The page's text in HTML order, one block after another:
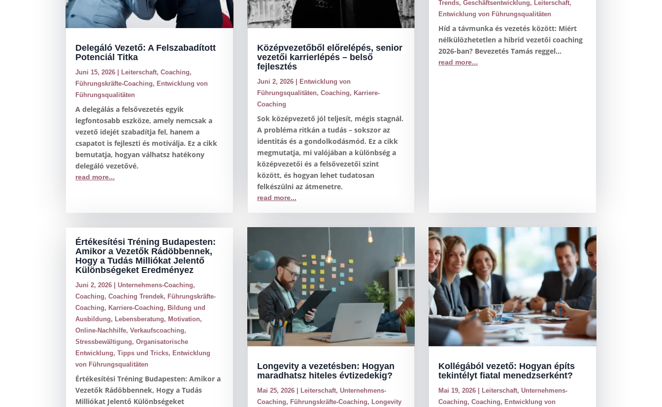
Delegáló Vezető: A Felszabadított
Potenciál Titka
Juni 15, 2026 Leiterschaft,Coaching,
Führungskräfte-Coaching, Entwicklung von
Führungsqualitäten
A delegálás a felsővezetés egyik
legfontosabb eszköze, amely nemcsak a
vezető idejét szabadítja fel, hanem a
csapatot is fejleszti és motiválja. Ez a cikk
bemutatja, hogyan válhatsz hatékony
delegáló vezetővé.
read more...
Középvezetőből előrelépés, senior
vezetői karrierlépés – belső
fejlesztés
Juni 2, 2026|
Entwicklung von
Führungsqualitäten, Coaching, Karriere-
Coaching
Sok középvezető jól teljesít, mégis stagnál.
A probléma ritkán a tudás – sokszor az
identitás és a gondolkodásmód. Ez a cikk
megmutatja, mi valójában a különbség a
középvezetői és a felsővezetői szint
között, és hogyan lehet tudatosan
felkészülni az átmenetre.
read more...
Trends,Geschäftsentwicklung, Leiterschaft,
Entwicklung von Führungsqualitäten
Híd a távmunka és vezetés között: Miért
nélkülözhetetlen a hibrid vezetői coaching
2026-ban? Bevezetés Tamás reggel...
read more...
Értékesítési Tréning Budapesten:
Amikor a Vezetők Rádöbbennek,
Hogy a Tudás Milliókat Jelentő
Különbségeket Eredményez
Juni 2, 2026 |Unternehmens-Coaching,
Coaching,Coaching Trendek, Führungskräfte-
Coaching, Karriere-Coaching, Bildung und
Ausbildung, Lebensberatung, Motivation,
Online-Nachhilfe,Verkaufscoaching,
Stressbewältigung,Organisatorische
Entwicklung,Tipps und Tricks, Entwicklung
von Führungsqualitäten
Értékesítési Tréning Budapesten: Amikor a
Vezetők Rádöbbennek, Hogy a Tudás
Milliókat Jelentő Különbségeket
Longevity a vezetésben: Hogyan
maradhatsz hiteles évtizedekig?
Mai 25, 2026| Leiterschaft, Unternehmens-
Coaching, Führungskräfte-Coaching, Longevity
Kollégából vezető: Hogyan építs
tekintélyt fiatal menedzserként?
Mai 19, 2026 | Leiterschaft,Unternehmens-
Coaching,Coaching, Entwicklung von